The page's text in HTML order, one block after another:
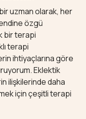
uzman olarak, her
özgü
bir terapi
terapi
ihtiyaçlarına göre
Eklektik
ilişkilerinde daha
için çeşitli terapi